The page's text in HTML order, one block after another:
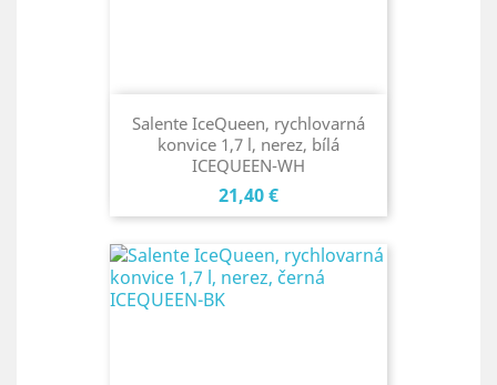
Salente IceQueen, rychlovarná
konvice 1,7 l, nerez, bílá
ICEQUEEN-WH
Cena
21,40 €